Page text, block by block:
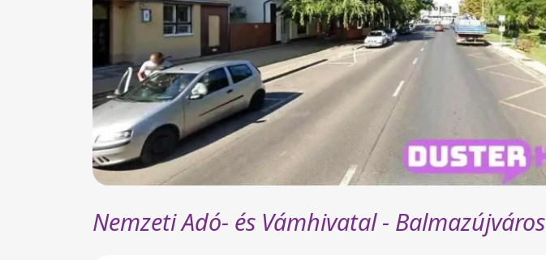
Nemzeti Adó- és Vámhivatal - Balmazújváros